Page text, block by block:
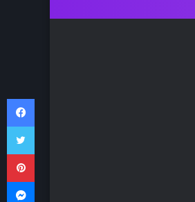
Facebook
Twitter
Pinterest
Messenger